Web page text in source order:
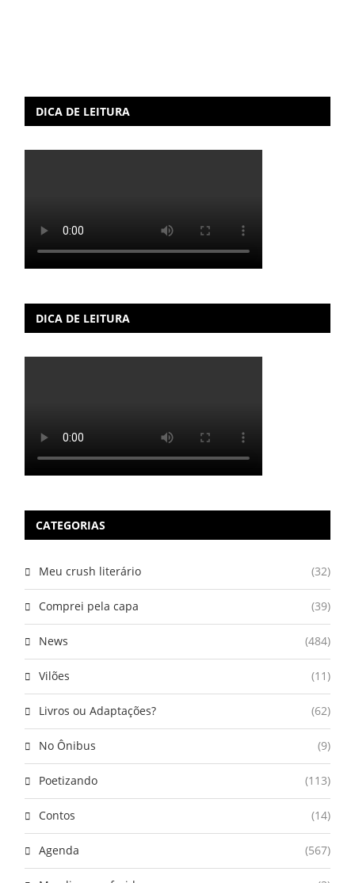
DICA DE LEITURA
DICA DE LEITURA
CATEGORIAS
Meu crush literário (32)
Comprei pela capa (39)
News (484)
Vilões (11)
Livros ou Adaptações? (62)
No Ônibus (9)
Poetizando (113)
Contos (14)
Agenda (567)